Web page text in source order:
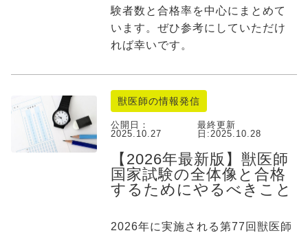
験者数と合格率を中心にまとめて
います。ぜひ参考にしていただけ
れば幸いです。
獣医師の情報発信
公開日：
2025.10.27
最終更新
日:2025.10.28
【2026年最新版】獣医師
国家試験の全体像と合格
するためにやるべきこと
2026年に実施される第77回獣医師